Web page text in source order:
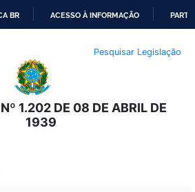
O
CONTEÚDO
BR ACESSO À INFORMAÇÃO
Pesquisar Legislação
1.202 DE 08 DE ABRIL DE
1939